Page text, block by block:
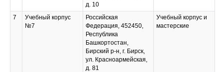
д. 10
7
Учебный корпус
№7
Российская
Федерация, 452450,
Республика
Башкортостан,
Бирский р-н, г. Бирск,
ул. Красноармейская,
д. 81
Учебный корпус и
мастерские